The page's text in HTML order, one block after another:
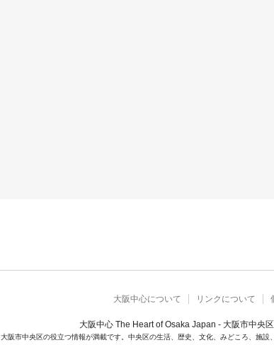
大阪中心について リンクについて
大阪中心 The Heart of Osaka Japan - 大阪市中央
大阪市中央区の役立つ情報が満載です。中央区の生活、歴史、文化、みどころ、施